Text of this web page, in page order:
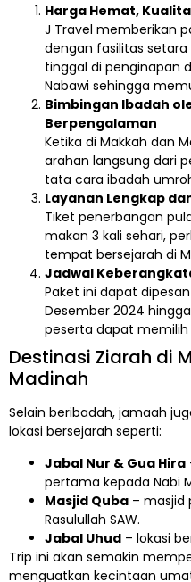
Harga Hemat,
J Travel memberikan
dengan fasilitas
tinggal di penginapan
Nabawi sehingga
Bimbingan Ibadah
Berpengalaman
Ketika di Makkah dan
arahan langsung dari
tata cara ibadah
Layanan Lengkap
Tiket penerbangan
makan 3 kali sehari,
tempat bersejarah di
Jadwal
Paket ini dapat
Desember 2024
peserta dapat
Destinasi Ziarah di
Madinah
Selain beribadah, jamaah
lokasi bersejarah seperti:
Jabal Nur & Gua Hira
pertama kepada Nabi
Masjid Quba – masjid
Rasulullah SAW.
Jabal Uhud – lokasi
Trip ini akan semakin
menguatkan kecintaan